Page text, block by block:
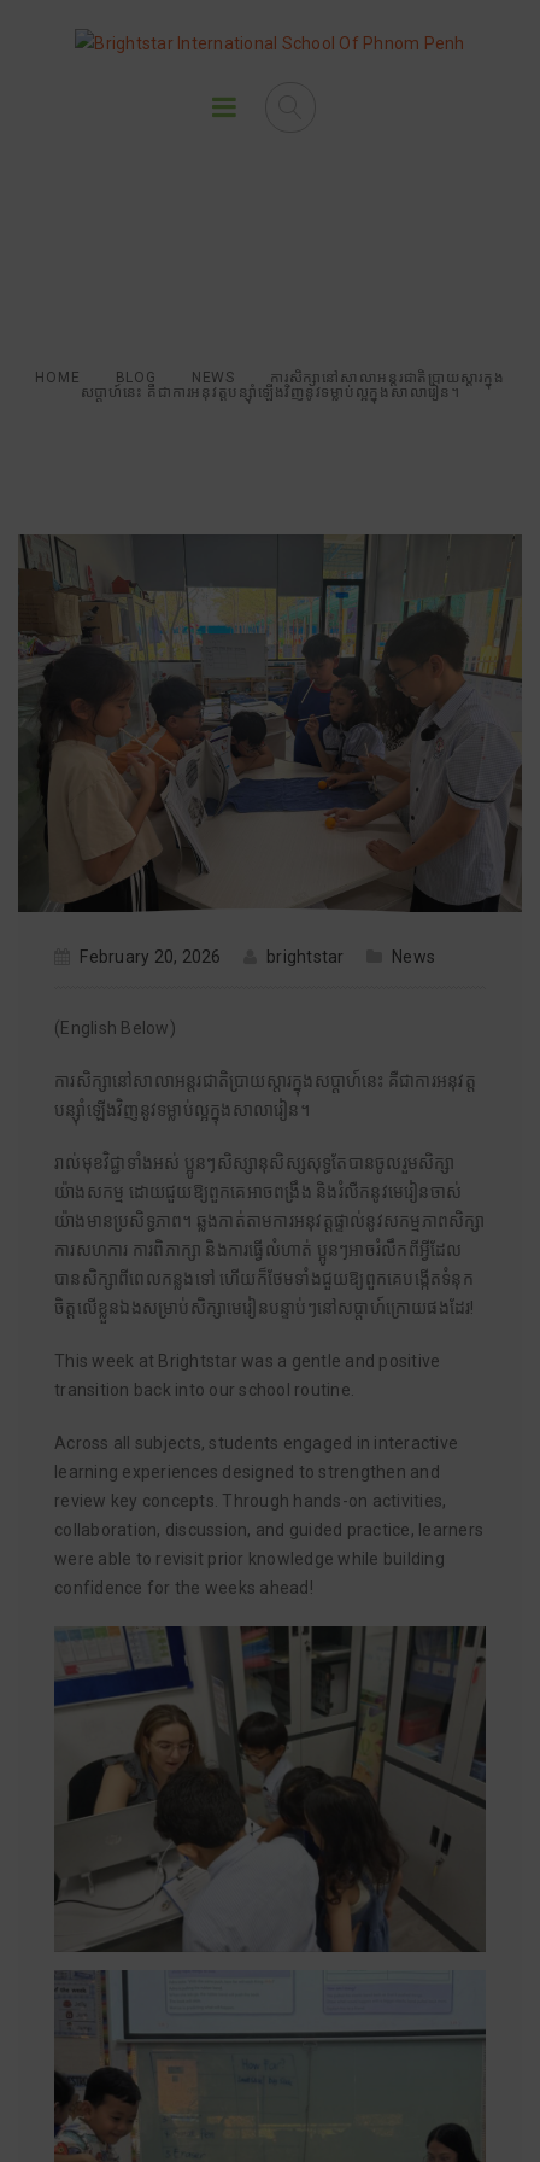
HOME BLOG NEWS
ការសិក្សានៅសាលាអន្តរជាតិប្រាយស្តារក្នុង
សប្តាហ៍នេះ គឺជាការអនុវត្តបន្សុាំឡើងវិញនូវទម្លាប់ល្អក្នុងសាលារៀន។
February 20, 2026 brightstar News
(English Below)
ការសិក្សានៅសាលាអន្តរជាតិប្រាយស្តារក្នុងសប្តាហ៍នេះ គឺជាការអនុវត្ត
បន្សុាំឡើងវិញនូវទម្លាប់ល្អក្នុងសាលារៀន។
រាល់មុខវិជ្ជាទាំងអស់ ប្អូនៗសិស្សានុសិស្សសុទ្ធតែបានចូលរួមសិក្សា
យ៉ាងសកម្ម ដោយជួយឱ្យពួកគេអាចពង្រឹង និងរំលឺកនូវមេរៀនចាស់
យ៉ាងមានប្រសិទ្ធភាព។ ឆ្លងកាត់តាមការអនុវត្តផ្ទាល់នូវសកម្មភាពសិក្សា
ការសហការ ការពិភាក្សា និងការធ្វើលំហាត់ ប្អូនៗអាចរំលឹកពីអ្វីដែល
បានសិក្សាពីពេលកន្លងទៅ ហើយក៏ថែមទាំងជួយឱ្យពួកគេបង្កើតទំនុក
ចិត្តលើខ្លួនឯងសម្រាប់សិក្សាមេរៀនបន្ទាប់ៗនៅសប្តាហ៍ក្រោយផងដែរ!
This week at Brightstar was a gentle and positive
transition back into our school routine.
Across all subjects, students engaged in interactive
learning experiences designed to strengthen and
review key concepts. Through hands-on activities,
collaboration, discussion, and guided practice, learners
were able to revisit prior knowledge while building
confidence for the weeks ahead!